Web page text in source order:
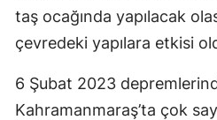
taş ocağında yapılacak
çevredeki yapılara etkisi
6 Şubat 2023
Kahramanmaraş’ta çok